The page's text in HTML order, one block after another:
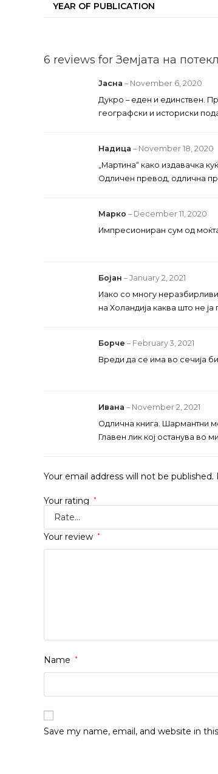
YEAR OF PUBLICATION
6 reviews for Земјата на
Јасна – November 6, 2020
Дукро – еден и единствен.
географски и историски
Надица – November 18, 2020
„Мартина“ како издавачка
Одличен превод, одлична
Марко – December 11, 2020
Импресиониран сум од
Бојан – January 2, 2021
Иако со многу
на Холандија каква што не
Борче – February 3, 2021
Вреди да се има во сечија
Ивана – November 2, 2021
Одлична книга. Шармантни
Главен лик кој останува во
Your email address will not be published.
Your rating *
Your review *
Name *
Save my name, email, and website in